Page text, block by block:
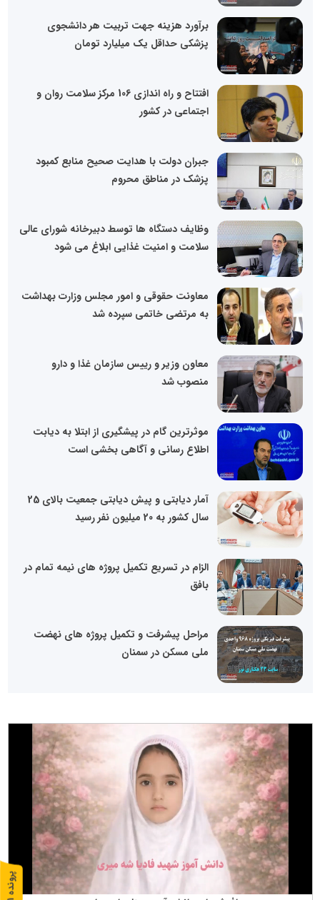
برآورد هزینه جهت تربیت هر دانشجوی
پزشکی حداقل یک میلیارد تومان
افتتاح و راه اندازی 106 مرکز سلامت روان و
اجتماعی در کشور
جبران دولت با هدایت صحیح منابع کمبود
پزشک در مناطق محروم
وظایف دستگاه ها توسط دبیرخانه شورای عالی
سلامت و امنیت غذایی ابلاغ می شود
معاونت حقوقی و امور مجلس وزارت بهداشت
به مرتضی خاتمی سپرده شد
معاون وزیر و رییس سازمان غذا و دارو
منصوب شد
موثرترین گام در پیشگیری از ابتلا به دیابت
اطلاع رسانی و آگاهی بخشی است
آمار دیابتی و پیش دیابتی جمعیت بالای 25
سال کشور به 20 میلیون نفر رسید
الزام در تسریع تکمیل پروژه های نیمه تمام در
بافق
مراحل پیشرفت و تکمیل پروژه های نهضت
ملی مسکن در سمنان
پ
ر
و
ن
د
ه
1